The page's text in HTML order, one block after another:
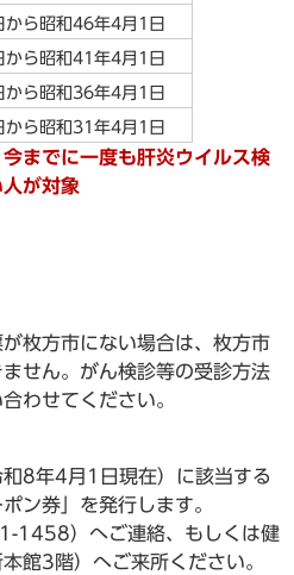
ら昭和46年4月1日
ら昭和41年4月1日
ら昭和36年4月1日
ら昭和31年4月1日
までに一度も肝炎ウイルス検
が対象
枚方市にない場合は、枚方市
せん。がん検診等の受診方法
わせてください。
8年4月1日現在）に該当する
ン券」を発行します。
1458）へご連絡、もしくは健
館3階）へご来所ください。